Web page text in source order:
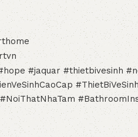
#jaquar #thietbivesinh
#NoiThatNhaTam